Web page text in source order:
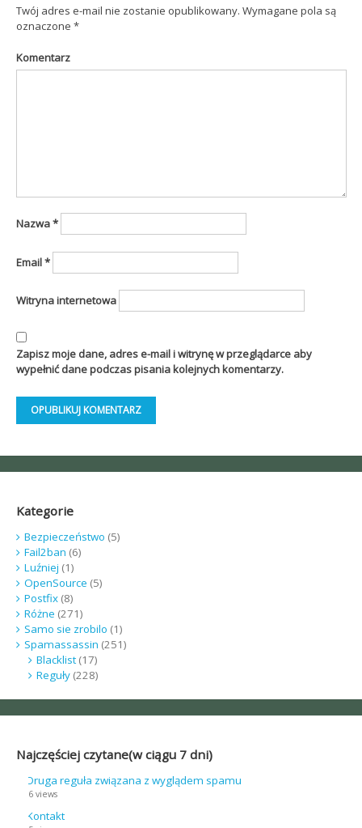
Twój adres e-mail nie zostanie opublikowany. Wymagane pola są
oznaczone *
Komentarz
Nazwa*
Email*
Witryna internetowa
Zapisz moje dane, adres e-mail i witrynę w przeglądarce aby
wypełnić dane podczas pisania kolejnych komentarzy.
Kategorie
Bezpieczeństwo (5)
Fail2ban (6)
Luźniej (1)
OpenSource (5)
Postfix(8)
Różne (271)
Samo sie zrobilo (1)
Spamassassin (251)
Blacklist(17)
Reguły(228)
Najczęściej czytane(w ciągu 7 dni)
Druga reguła związana z wyglądem spamu
6 views
Kontakt